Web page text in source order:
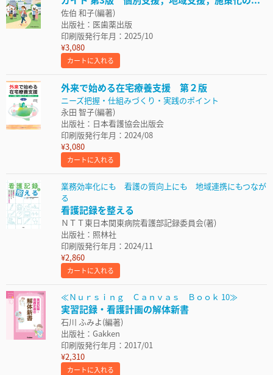
佐伯 和子(編著)
出版社：医歯薬出版
印刷版発行年月：2025/10
¥3,080
カートに入れる
外来で始める在宅療養支援 第２版
ニーズ把握・仕組みづくり・実践のポイント
永田 智子(編著)
出版社：日本看護協会出版会
印刷版発行年月：2024/08
¥3,080
カートに入れる
業務効率化にも 看護の質向上にも 地域連携にもつなが
る
看護記録を整える
ＮＴＴ東日本関東病院看護部記録委員会(著)
出版社：照林社
印刷版発行年月：2024/11
¥2,860
カートに入れる
≪Ｎｕｒｓｉｎｇ Ｃａｎｖａｓ Ｂｏｏｋ 10≫
実習記録・看護計画の解体新書
石川 ふみよ(編著)
出版社：Gakken
印刷版発行年月：2017/01
¥2,310
カートに入れる